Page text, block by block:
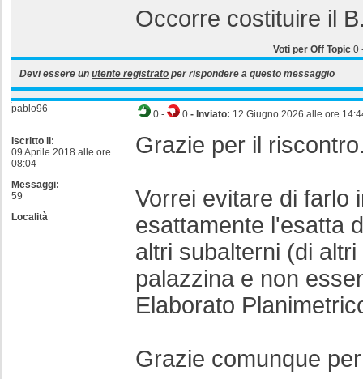
Occorre costituire il
Voti per Off Topic 0
Devi essere un utente registrato per rispondere a questo messaggio
pablo96
Iscritto il:
09 Aprile 2018 alle ore
08:04
Messaggi:
59
Località
0 - 0 - Inviato: 12 Giugno 2026 alle ore
Grazie per il
Vorrei evitare di farlo
esattamente l'esatta
altri subalterni (di
palazzina e non
Elaborato
Grazie comunque